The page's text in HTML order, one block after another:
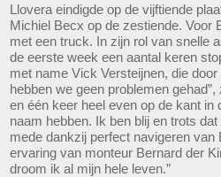
Llovera eindigde op de vijftiende
Michiel Becx op de zestiende. Voor
met een truck. In zijn rol van snelle
de eerste week een aantal keren
met name Vick Versteijnen, die
hebben we geen problemen
en één keer heel even op de kant in
naam hebben. Ik ben blij en trots
mede dankzij perfect navigeren van
ervaring van monteur Bernard der
droom ik al mijn hele leven.”